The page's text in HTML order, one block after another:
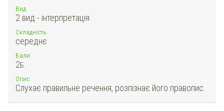
Вид
2 вид - інтерпретація
Складність
середнє
Бали
2Б.
Опис
Слухає правильне речення, розпізнає його правопис.